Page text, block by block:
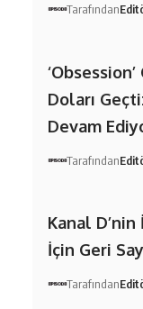
Tarafından
Doları
Devam
Tarafından
Kanal D’nin
İçin Geri
Tarafından